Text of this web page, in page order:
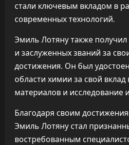
стали ключевым вкладом в
современных технологий.
Эмиль Лотяну также
и заслуженных званий за
достижения. Он был
области химии за свой
материалов и исследование
Благодаря своим
Эмиль Лотяну стал
востребованным